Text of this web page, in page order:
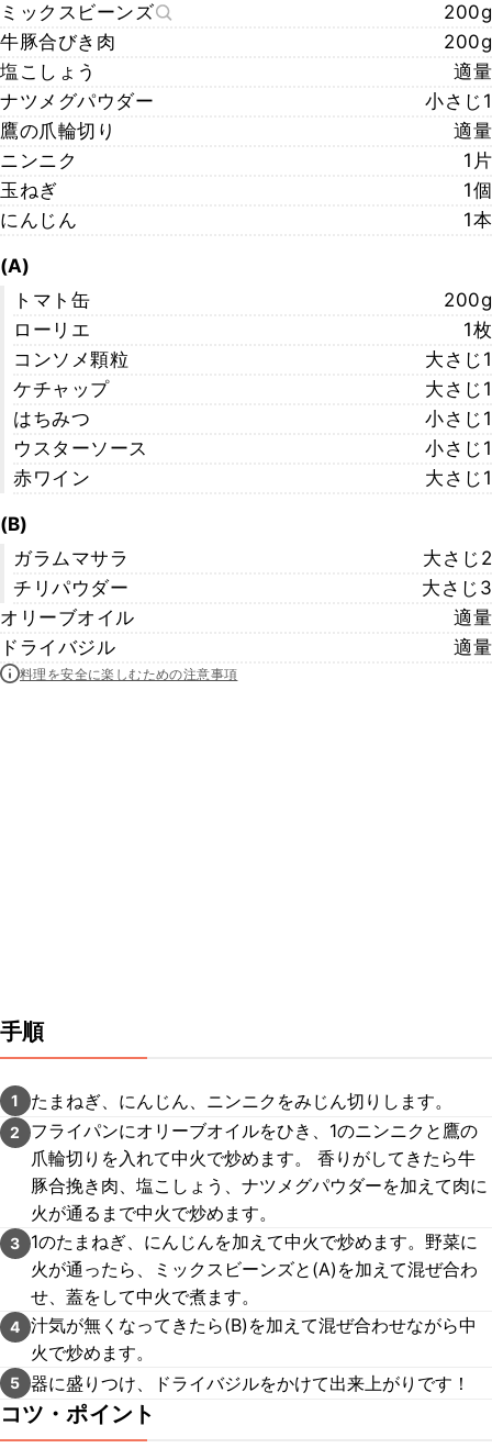
ミックスビーンズ
200g
牛豚合びき肉
200g
塩こしょう
適量
ナツメグパウダー
小さじ1
鷹の爪輪切り
適量
ニンニク
1片
玉ねぎ
1個
にんじん
1本
(A)
トマト缶
200g
ローリエ
1枚
コンソメ顆粒
大さじ1
ケチャップ
大さじ1
はちみつ
小さじ1
ウスターソース
小さじ1
赤ワイン
大さじ1
(B)
ガラムマサラ
大さじ2
チリパウダー
大さじ3
オリーブオイル
適量
ドライバジル
適量
料理を安全に楽しむための注意事項
手順
1 たまねぎ、にんじん、ニンニクをみじん切りします。
2
フライパンにオリーブオイルをひき、1のニンニクと鷹の
爪輪切りを入れて中火で炒めます。 香りがしてきたら牛
豚合挽き肉、塩こしょう、ナツメグパウダーを加えて肉に
火が通るまで中火で炒めます。
3
1のたまねぎ、にんじんを加えて中火で炒めます。野菜に
火が通ったら、ミックスビーンズと(A)を加えて混ぜ合わ
せ、蓋をして中火で煮ます。
4 汁気が無くなってきたら(B)を加えて混ぜ合わせながら中
火で炒めます。
5 器に盛りつけ、ドライバジルをかけて出来上がりです！
コツ・ポイント